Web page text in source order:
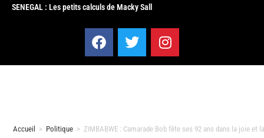
SENEGAL : Les petits calculs de Macky Sall
Accueil > Politique > ZIMBABWE : Camarade Bob fête ses 92 ans dans la joie et